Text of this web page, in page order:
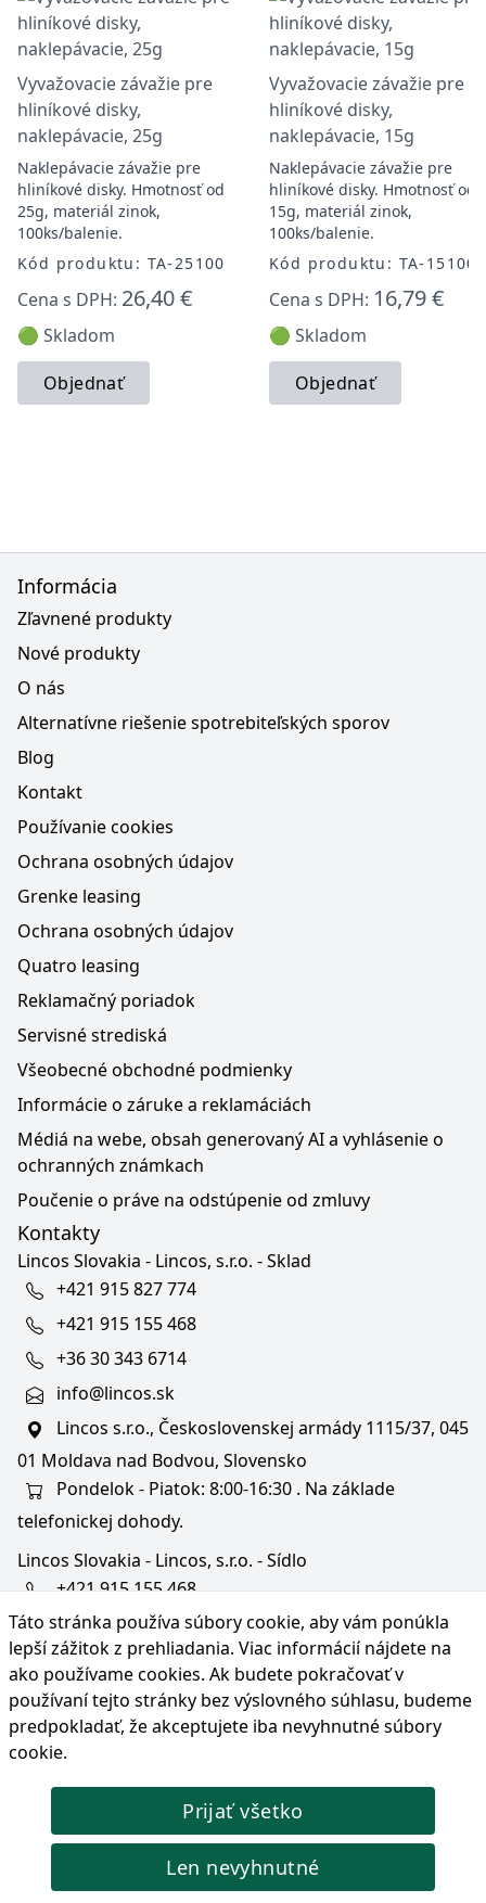
Vyvažovacie závažie pre
hliníkové disky,
naklepávacie, 25g
Naklepávacie závažie pre
hliníkové disky. Hmotnosť od
25g, materiál zinok,
100ks/balenie.
Kód produktu: TA-25100
Cena s DPH: 26,40 €
🟢 Skladom
Objednať
Vyvažovacie závažie pre
hliníkové disky,
naklepávacie, 15g
Naklepávacie závažie pre
hliníkové disky. Hmotnosť od
15g, materiál zinok,
100ks/balenie.
Kód produktu: TA-15100
Cena s DPH: 16,79 €
🟢 Skladom
Objednať
Táto stránka používa súbory cookie, aby vám ponúkla
lepší zážitok z prehliadania. Viac informácií nájdete na
ako používame cookies. Ak budete pokračovať v
používaní tejto stránky bez výslovného súhlasu, budeme
predpokladať, že akceptujete iba nevyhnutné súbory
cookie.
Prijať všetko
Len nevyhnutné
Informácia
Zľavnené produkty
Nové produkty
O nás
Alternatívne riešenie spotrebiteľských sporov
Blog
Kontakt
Používanie cookies
Ochrana osobných údajov
Grenke leasing
Ochrana osobných údajov
Quatro leasing
Reklamačný poriadok
Servisné strediská
Všeobecné obchodné podmienky
Informácie o záruke a reklamáciách
Médiá na webe, obsah generovaný AI a vyhlásenie o
ochranných známkach
Poučenie o práve na odstúpenie od zmluvy
Kontakty
Lincos Slovakia - Lincos, s.r.o. - Sklad
+421 915 827 774
+421 915 155 468
+36 30 343 6714
info@lincos.sk
Lincos s.r.o., Československej armády 1115/37, 045
01 Moldava nad Bodvou, Slovensko
Pondelok - Piatok: 8:00-16:30 . Na základe
telefonickej dohody.
Lincos Slovakia - Lincos, s.r.o. - Sídlo
+421 915 155 468
+36/30 343 6714
bratislava@lincos.sk
Lincos s.r.o., Rustaveliho 4, 831 06 Bratislava - m. č.
Rača, Slovensko
Iba sídlo firmy
© Copyright 2026 Lincos s.r.o., všetky práva vyhradené.